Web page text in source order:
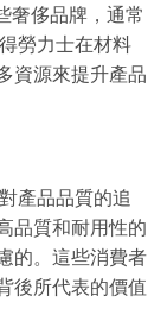
奢侈品牌，通常
勞力士在材料
資源來提升產品
產品品質的追
品質和耐用性的
的。這些消費者
後所代表的價值